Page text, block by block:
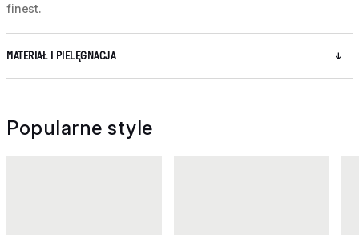
finest.
MATERIAŁ I PIELĘGNACJA
Popularne style